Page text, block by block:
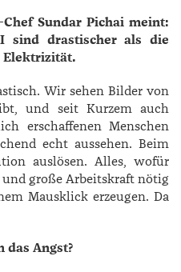
Chef ­Sundar ­Pichai meint:
sind drastischer als die
Elektrizität.
Wir sehen Bilder von
und seit Kurzem auch
erschaffenen Menschen
echt aussehen. Beim
auslösen. Alles, wofür
große Arbeitskraft nötig
Mausklick erzeugen. Da
das Angst?